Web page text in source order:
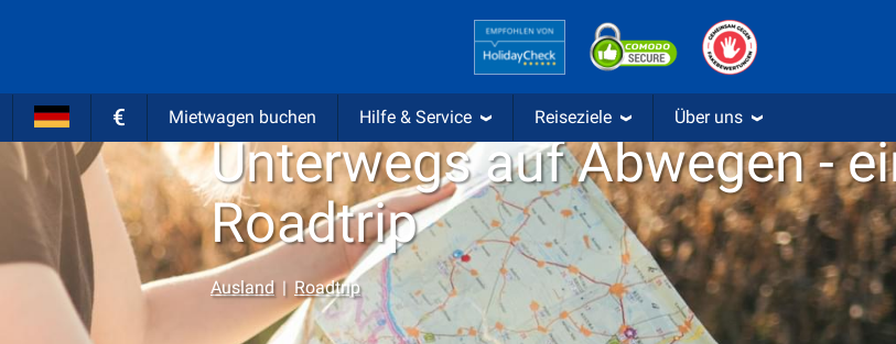
€ Mietwagen buchen Hilfe & Service Reiseziele Über uns
MietwagenCheck Community am 08. OKTOBER 2018
Unterwegs auf Abwegen -
Roadtrip
Ausland | Roadtrip